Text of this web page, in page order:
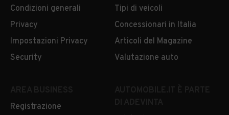
Condizioni generali
Privacy
Impostazioni Privacy
Security
Tipi di veicoli
Concessionari in Italia
Articoli del Magazine
Valutazione auto
Registrazione